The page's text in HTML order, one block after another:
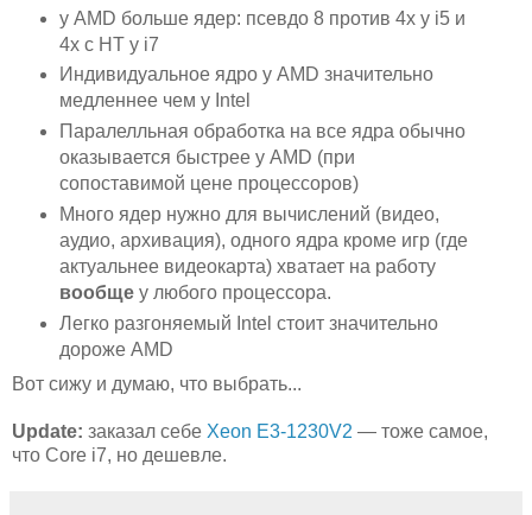
у AMD больше ядер: псевдо 8 против 4х у i5 и
4х с HT у i7
Индивидуальное ядро у AMD значительно
медленнее чем у Intel
Паралелльная обработка на все ядра обычно
оказывается быстрее у AMD (при
сопоставимой цене процессоров)
Много ядер нужно для вычислений (видео,
аудио, архивация), одного ядра кроме игр (где
актуальнее видеокарта) хватает на работу
вообщеу любого процессора.
Легко разгоняемый Intel стоит значительно
дороже AMD
Вот сижу и думаю, что выбрать...
Update: заказал себе Xeon E3-1230V2 — тоже самое,
что Core i7, но дешевле.